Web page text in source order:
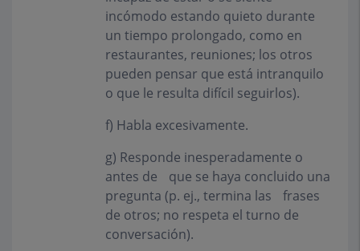
incómodo estando quieto durante
un tiempo prolongado, como en
restaurantes, reuniones; los otros
pueden pensar que está intranquilo
o que le resulta difícil seguirlos).
f) Habla excesivamente.
g) Responde inesperadamente o
antes de que se haya concluido una
pregunta (p. ej., termina las frases
de otros; no respeta el turno de
conversación).